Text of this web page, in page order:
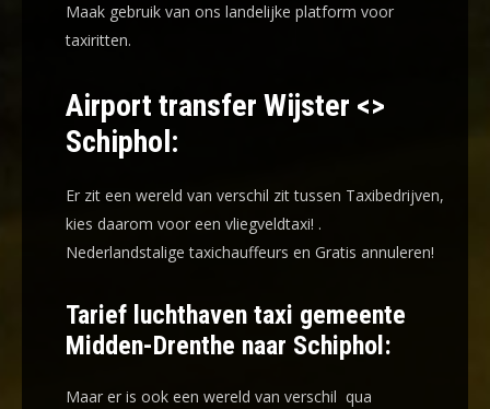
Maak gebruik van ons landelijke platform voor
taxiritten.
Airport transfer Wijster <>
Schiphol:
Er zit een wereld van verschil zit tussen Taxibedrijven,
kies daarom voor een vliegveldtaxi! .
Nederlandstalige taxichauffeurs en Gratis annuleren!
Tarief luchthaven taxi gemeente
Midden-Drenthe naar Schiphol:
Maar er is ook een wereld van verschil qua